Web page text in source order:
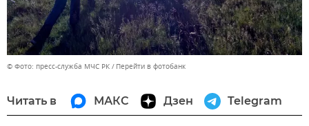
© Фото: пресс-служба МЧС РК Перейти в фотобанк
Читать в МАКС Дзен Telegram